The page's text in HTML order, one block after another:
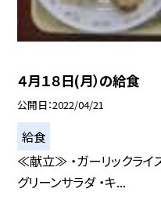
４月１８日(月）の給食
公開日 2022/04/21
給食
≪献立≫ ・ガーリックライ
グリーンサラダ ・キ...